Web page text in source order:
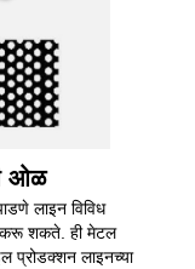
ओळ
लाइन विविध
करू शकते. ही मेटल
प्रोडक्शन लाइनच्या